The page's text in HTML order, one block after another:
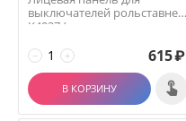
выключателей рольставней
K4027 (горизонта...
+
− 615₽
В КОРЗИНУ